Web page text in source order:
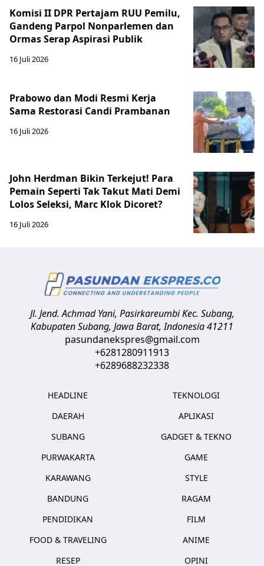
Komisi II DPR Pertajam RUU Pemilu,
Gandeng Parpol Nonparlemen dan
Ormas Serap Aspirasi Publik
16 Juli 2026
Prabowo dan Modi Resmi Kerja
Sama Restorasi Candi Prambanan
16 Juli 2026
John Herdman Bikin Terkejut! Para
Pemain Seperti Tak Takut Mati Demi
Lolos Seleksi, Marc Klok Dicoret?
16 Juli 2026
Jl. Jend. Achmad Yani, Pasirkareumbi Kec. Subang,
Kabupaten Subang, Jawa Barat,Indonesia41211
pasundanekspres@gmail.com
+6281280911913
+6289688232338
HEADLINE
DAERAH
SUBANG
PURWAKARTA
KARAWANG
BANDUNG
PENDIDIKAN
FOOD & TRAVELING
RESEP
TEKNOLOGI
APLIKASI
GADGET & TEKNO
GAME
STYLE
RAGAM
FILM
ANIME
OPINI